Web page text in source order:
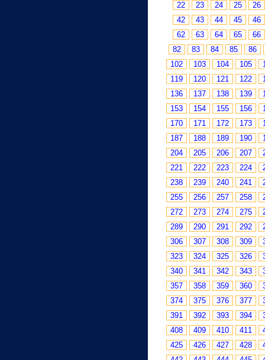
22
23 24 25
26
42
43 44 45
46
62
63 64 65
66
82
83 84 85
86
102
103 104 105
119
120 121 122
136
137 138 139
153
154 155 156
170
171 172 173
187
188 189 190
204
205 206 207
221
222 223 224
238
239 240 241
255
256 257 258
272
273 274 275
289
290 291 292
306
307 308 309
323
324 325 326
340
341 342 343
357
358 359 360
374
375 376 377
391
392 393 394
408
409 410 411
425
426 427 428